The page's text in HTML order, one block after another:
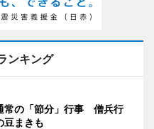
ンキング
常の「節分」行事 僧兵行
豆まきも